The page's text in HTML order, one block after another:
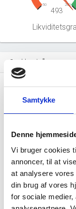
Samtykke
Denne
Vi bruger cookies
annoncer, til at
at analysere
din brug af vores
for sociale medier,
50 200
493
file_download Hent
Årsrapporten
Årsrapporten
Årsrapporten 2023-
Årsrapporten
Årsrapporten